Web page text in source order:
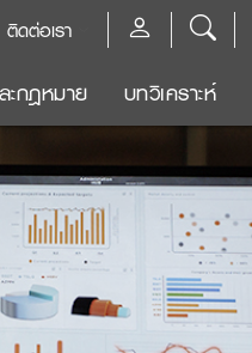
ติดต่อเรา
ะกฎหมาย บทวิเคราะห์